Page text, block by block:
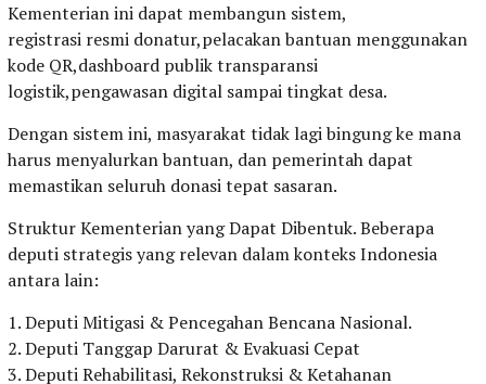
Kementerian ini dapat membangun sistem,
registrasi resmi donatur,pelacakan bantuan menggunakan
kode QR,dashboard publik transparansi
logistik,pengawasan digital sampai tingkat desa.
Dengan sistem ini, masyarakat tidak lagi bingung ke mana
harus menyalurkan bantuan, dan pemerintah dapat
memastikan seluruh donasi tepat sasaran.
Struktur Kementerian yang Dapat Dibentuk. Beberapa
deputi strategis yang relevan dalam konteks Indonesia
antara lain:
1. Deputi Mitigasi & Pencegahan Bencana Nasional.
2. Deputi Tanggap Darurat & Evakuasi Cepat
3. Deputi Rehabilitasi, Rekonstruksi & Ketahanan